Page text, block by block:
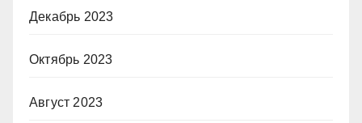
Декабрь 2023
Октябрь 2023
Август 2023